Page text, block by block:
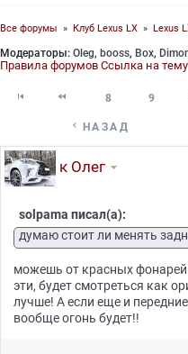
Все форумы » Клуб Lexus LX » Lexus
Модераторы: Oleg, booss, Box,
Правила форумов Ссылка на тему
  8 9
 НАЗАД
к Олег
solpama писал(а):
думаю стоит ли менять
можешь от красных фонарей
эти, будет смотреться как
лучше! А если еще и
вообще огонь будет!!